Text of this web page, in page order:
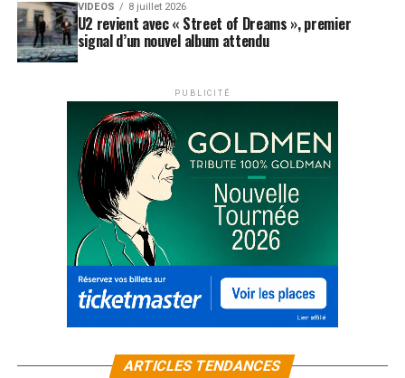
VIDEOS 8 juillet 2026
U2 revient avec « Street of Dreams », premier
signal d’un nouvel album attendu
PUBLICITÉ
ARTICLES TENDANCES